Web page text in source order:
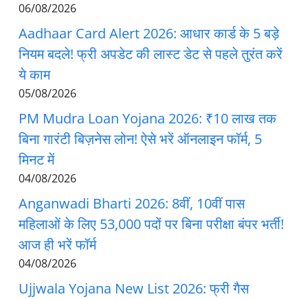
06/08/2026
Aadhaar Card Alert 2026: आधार कार्ड के 5 बड़े
नियम बदले! फ्री अपडेट की लास्ट डेट से पहले तुरंत करें
ये काम
05/08/2026
PM Mudra Loan Yojana 2026: ₹10 लाख तक
बिना गारंटी बिज़नेस लोन! ऐसे भरें ऑनलाइन फॉर्म, 5
मिनट में
04/08/2026
Anganwadi Bharti 2026: 8वीं, 10वीं पास
महिलाओं के लिए 53,000 पदों पर बिना परीक्षा बंपर भर्ती!
आज ही भरें फॉर्म
04/08/2026
Ujjwala Yojana New List 2026: फ्री गैस